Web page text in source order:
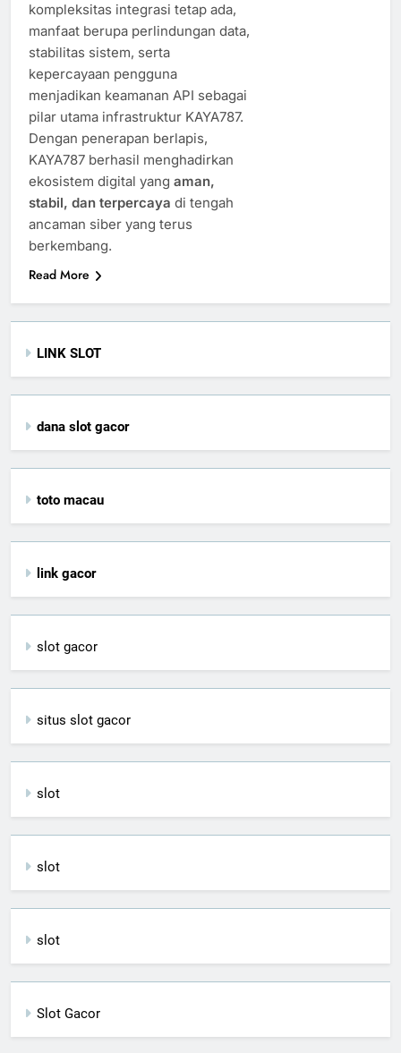
kompleksitas integrasi tetap ada,
manfaat berupa perlindungan data,
stabilitas sistem, serta
kepercayaan pengguna
menjadikan keamanan API sebagai
pilar utama infrastruktur KAYA787.
Dengan penerapan berlapis,
KAYA787 berhasil menghadirkan
ekosistem digital yang aman,
stabil, dan terpercaya di tengah
ancaman siber yang terus
berkembang.
Read More
LINK SLOT
dana slot gacor
toto macau
link gacor
slot gacor
situs slot gacor
slot
slot
slot
Slot Gacor